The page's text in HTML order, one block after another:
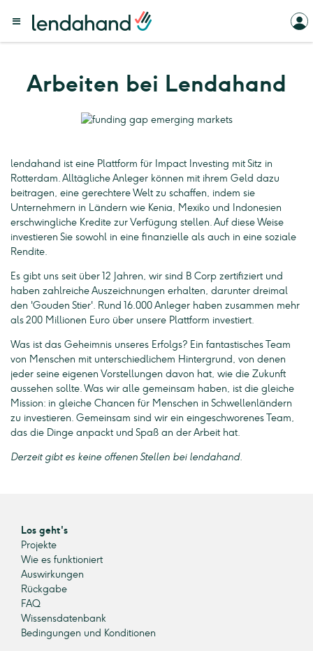
Arbeiten bei Lendahand
lendahand ist eine Plattform für Impact Investing mit Sitz in
Rotterdam. Alltägliche Anleger können mit ihrem Geld dazu
beitragen, eine gerechtere Welt zu schaffen, indem sie
Unternehmern in Ländern wie Kenia, Mexiko und Indonesien
erschwingliche Kredite zur Verfügung stellen. Auf diese Weise
investieren Sie sowohl in eine finanzielle als auch in eine soziale
Rendite.
Es gibt uns seit über 12 Jahren, wir sind B Corp zertifiziert und
haben zahlreiche Auszeichnungen erhalten, darunter dreimal
den 'Gouden Stier'. Rund 16.000 Anleger haben zusammen mehr
als 200 Millionen Euro über unsere Plattform investiert.
Was ist das Geheimnis unseres Erfolgs? Ein fantastisches Team
von Menschen mit unterschiedlichem Hintergrund, von denen
jeder seine eigenen Vorstellungen davon hat, wie die Zukunft
aussehen sollte. Was wir alle gemeinsam haben, ist die gleiche
Mission: in gleiche Chancen für Menschen in Schwellenländern
zu investieren. Gemeinsam sind wir ein eingeschworenes Team,
das die Dinge anpackt und Spaß an der Arbeit hat.
Derzeit gibt es keine offenen Stellen bei lendahand.
Los geht's
Projekte
Wie es funktioniert
Auswirkungen
Rückgabe
FAQ
Wissensdatenbank
Bedingungen und Konditionen